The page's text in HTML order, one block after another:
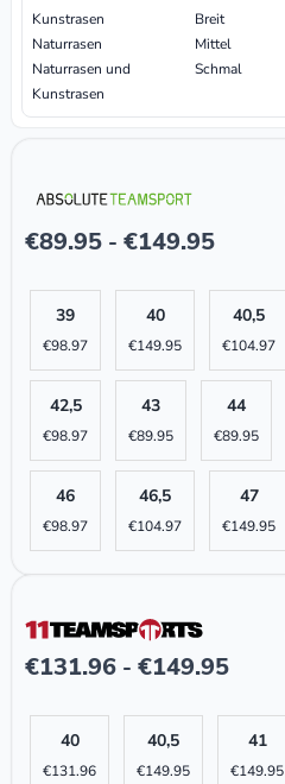
Kunstrasen
Naturrasen
Naturrasen und
Kunstrasen
Breit
Mittel
Schmal
€89.95 - €149.95
39
€98.97
40
€149.95
40,5
€104.97
42,5
€98.97
43
€89.95
44
€89.95
46
€98.97
46,5
€104.97
47
€149.95
€131.96 - €149.95
40
€131.96
40,5
€149.95
41
€149.95